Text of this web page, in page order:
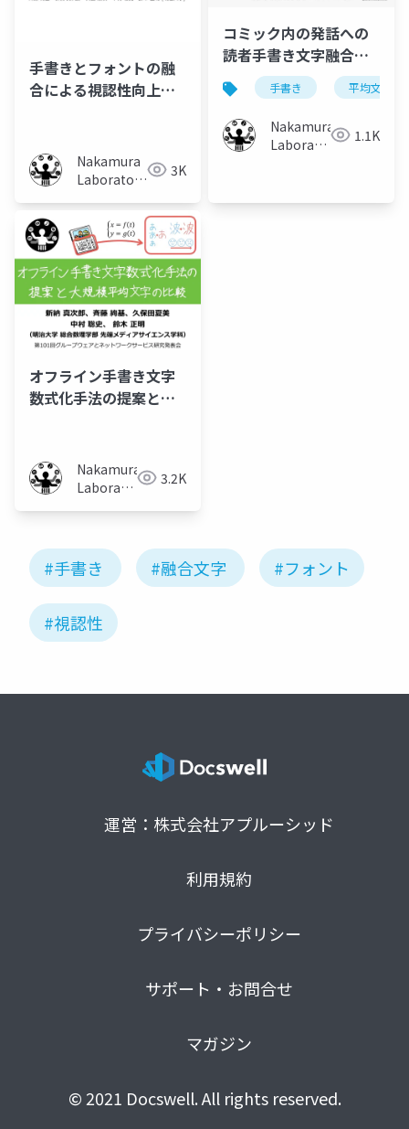
手書きとフォントの融
合による視認性向上と
Nakamura
Laboratory
3K
コミック内の発話への
読者手書き文字融合に
よる共感度向上手法の
提案
手書き 平均文字
Nakamura
Laboratory
1.1K
オフライン手書き文字
数式化手法の提案と大
Nakamura
Laboratory
3.2K
#手書き #融合文字 #フォント
#視認性
運営：株式会社アプルーシッド
利用規約
プライバシーポリシー
サポート・お問合せ
マガジン
© 2021 Docswell. All rights reserved.